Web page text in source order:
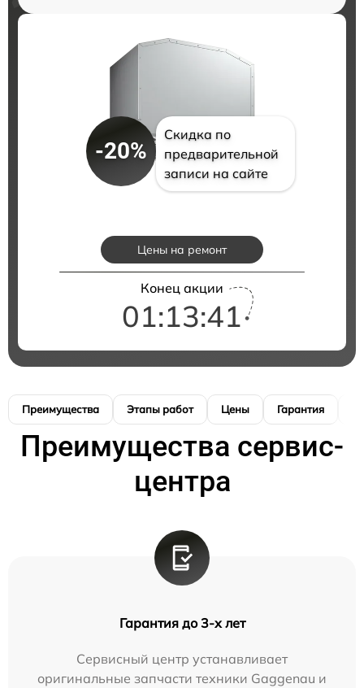
-20%
Скидка по
предварительной
записи на сайте
Цены на ремонт
Конец акции
01:13:40
Преимущества Этапы работ Цены Гарантия
Преимущества сервис-
центра
Гарантия до 3-х лет
Сервисный центр устанавливает
оригинальные запчасти техники Gaggenau и